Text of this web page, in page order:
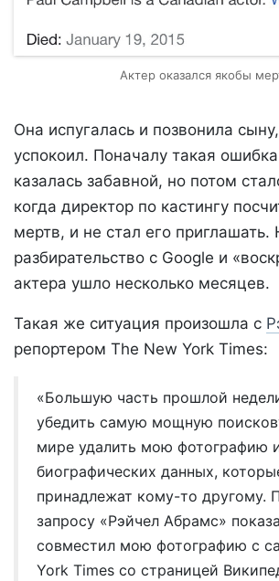
Актер оказался якобы
Она испугалась и позвонила
успокоил. Поначалу такая
казалась забавной, но потом
когда директор по кастингу
мертв, и не стал его приглашать.
разбирательство с Google и
актера ушло несколько месяцев.
Такая же ситуация произошла с
репортером The New York Times:
«Большую часть прошлой
убедить самую мощную
мире удалить мою фотографию
биографических данных,
принадлежат кому-то другому.
запросу «Рэйчел Абрамс»
совместил мою фотографию с
York Times со страницей